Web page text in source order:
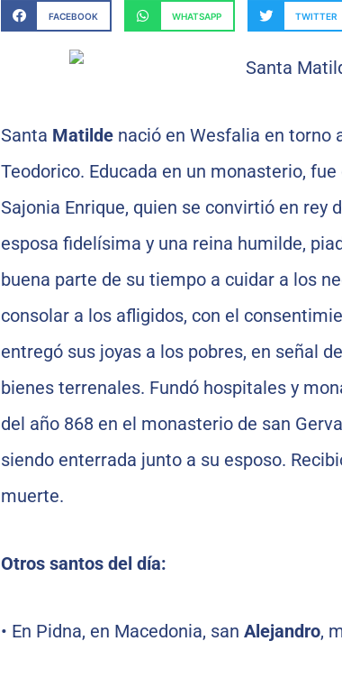
FACEBOOK WHATSAPP TWITTER
Santa Matildenació en Wesfalia en torno
Teodorico. Educada en un monasterio,
Sajonia Enrique, quien se convirtió en rey
esposa fidelísima y una reina humilde,
buena parte de su tiempo a cuidar a los
consolar a los afligidos, con el
entregó sus joyas a los pobres, en señal
bienes terrenales. Fundó hospitales y
del año 868 en el monasterio de san
siendo enterrada junto a su esposo.
muerte.
Otros santos del día:
• En Pidna, en Macedonia, san Alejandro,